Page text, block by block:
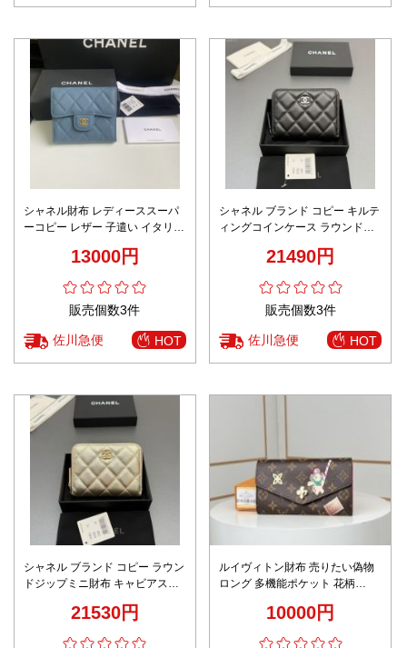
シャネル財布 レディーススーパ
ーコピー レザー 子遣い イタリア
つ折り ブルー13000円
販売個数3件
佐川急便 HOT
シャネル ブランド コピー キルテ
ィングコインケース ラウンドフ
レザー 新作人気21490円
販売個数3件
佐川急便 HOT
シャネル ブランド コピー ラウン
ドジップミニ財布 キャビアスキ
21530円
ルイヴィトン財布 売りたい偽物
ロング 多機能ポケット 花柄
10000円